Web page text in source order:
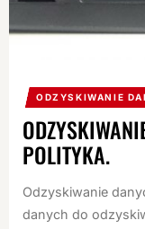
ODZYSKIWANIE
POLITYKA.
Odzyskiwanie
danych do